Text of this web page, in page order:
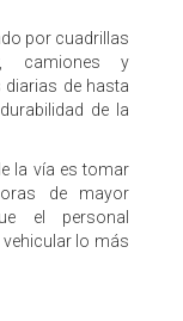
por cuadrillas
camiones y
de hasta
de la
la vía es tomar
de mayor
el personal
lo más